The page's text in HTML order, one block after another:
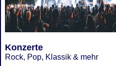
Konzerte
Rock, Pop, Klassik & mehr